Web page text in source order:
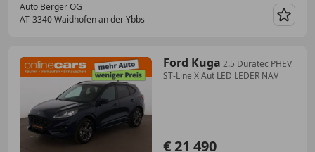
Auto Berger OG
AT-3340 Waidhofen an der Ybbs
Ford Kuga 2.5 Duratec PHEV
ST-Line X Aut LED LEDER NAV
€ 21 490